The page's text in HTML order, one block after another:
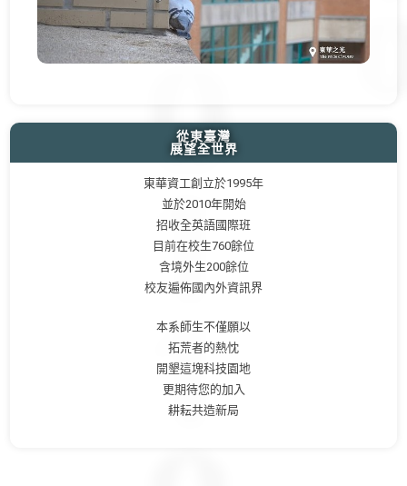
從東臺灣
展望全世界
東華資工創立於1995年
並於2010年開始
招收全英語國際班
目前在校生760餘位
含境外生200餘位
校友遍佈國內外資訊界
本系師生不僅願以
拓荒者的熱忱
開墾這塊科技園地
更期待您的加入
耕耘共造新局